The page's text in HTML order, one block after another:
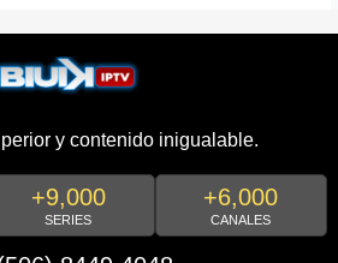
y contenido inigualable.
+9,000
SERIES
+6,000
CANALES